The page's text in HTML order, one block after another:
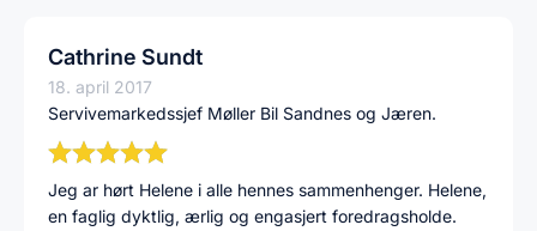
Cathrine Sundt
18. april 2017
Servivemarkedssjef Møller Bil Sandnes og Jæren.
Jeg ar hørt Helene i alle hennes sammenhenger. Helene,
en faglig dyktlig, ærlig og engasjert foredragsholde.